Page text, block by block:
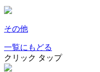
その他
一覧にもどる
クリック タップ